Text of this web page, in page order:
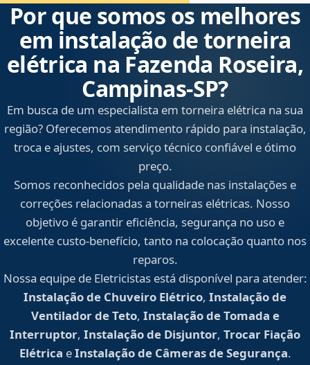
Por que somos os melhores
em instalação de torneira
elétrica na Fazenda Roseira,
Campinas‑SP?
Em busca de um especialista em torneira elétrica na sua
região? Oferecemos atendimento rápido para instalação,
troca e ajustes, com serviço técnico confiável e ótimo
preço.
Somos reconhecidos pela qualidade nas instalações e
correções relacionadas a torneiras elétricas. Nosso
objetivo é garantir eficiência, segurança no uso e
excelente custo-benefício, tanto na colocação quanto nos
reparos.
Nossa equipe de Eletricistas está disponível para atender:
Instalação de Chuveiro Elétrico, Instalação de
Ventilador de Teto, Instalação de Tomada e
Interruptor, Instalação de Disjuntor, Trocar Fiação
Elétrica eInstalação de Câmeras de Segurança.